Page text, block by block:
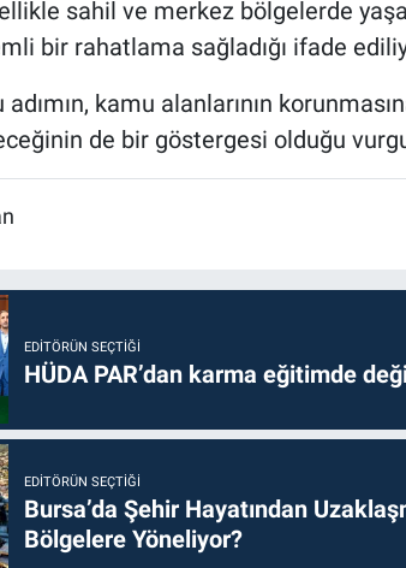
sahil ve merkez bölgelerde
bir rahatlama sağladığı ifade
adımın, kamu alanlarının
de bir göstergesi olduğu
EDITÖRÜN SEÇTIĞI
HÜDA PAR’dan karma eğitimde
EDITÖRÜN SEÇTIĞI
Bursa’da Şehir Hayatından
Bölgelere Yöneliyor?